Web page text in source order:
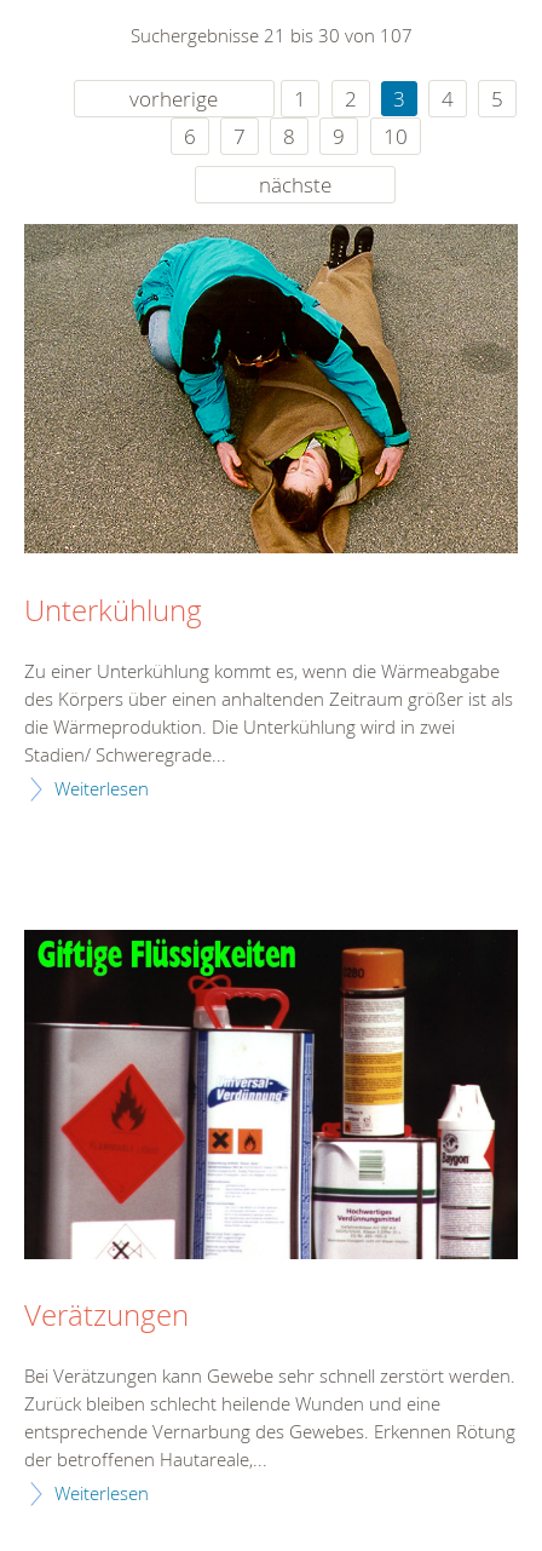
Suchergebnisse 21 bis 30 von 107
vorherige 1 2 3 4
5
6
7 8 9
10
nächste
Unterkühlung
Zu einer Unterkühlung kommt es, wenn die Wärmeabgabe
des Körpers über einen anhaltenden Zeitraum größer ist als
die Wärmeproduktion. Die Unterkühlung wird in zwei
Stadien/ Schweregrade...
Weiterlesen
Verätzungen
Bei Verätzungen kann Gewebe sehr schnell zerstört werden.
Zurück bleiben schlecht heilende Wunden und eine
entsprechende Vernarbung des Gewebes. Erkennen Rötung
der betroffenen Hautareale,...
Weiterlesen